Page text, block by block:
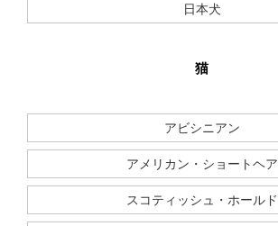
日本犬
猫
アビシニアン
アメリカン・ショートヘア
スコティッシュ・ホールド